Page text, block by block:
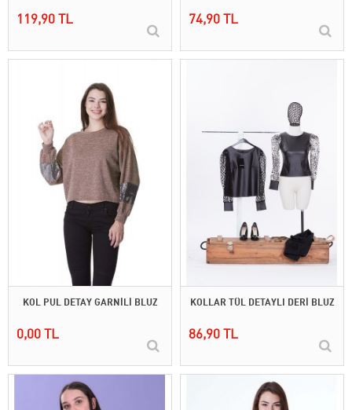
119,90 TL 74,90 TL
KOL PUL DETAY GARNİLİ BLUZ
0,00 TL
KOLLAR TÜL DETAYLI DERİ BLUZ
86,90 TL